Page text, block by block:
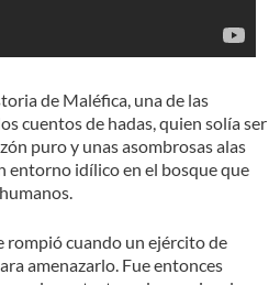
de Maléfica, una de las
cuentos de hadas, quien solía ser
puro y unas asombrosas alas
entorno idílico en el bosque que
rompió cuando un ejército de
amenazarlo. Fue entonces